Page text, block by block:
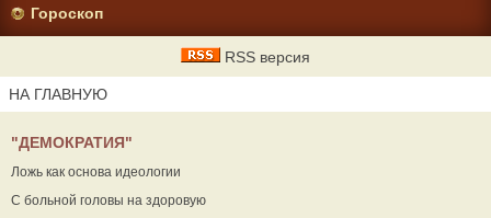
Гороскоп
RSS версия
НА ГЛАВНУЮ
"ДЕМОКРАТИЯ"
Ложь как основа идеологии
С больной головы на здоровую